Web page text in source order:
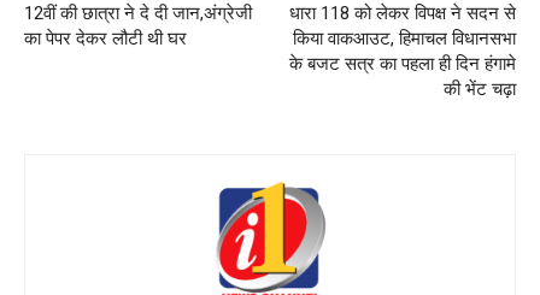
12वीं की छात्रा ने दे दी जान,अंग्रेजी
का पेपर देकर लौटी थी घर
धारा 118 को लेकर विपक्ष ने सदन से
किया वाकआउट, हिमाचल विधानसभा
के बजट सत्र का पहला ही दिन हंगामे
की भेंट चढ़ा